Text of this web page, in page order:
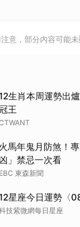
意，部分內容可能未
生肖本周運勢出
王
火馬年鬼月防煞！
凶」禁忌一次看
EBC 東森新聞
星座今日運勢〈
技紫微網每日星座
消